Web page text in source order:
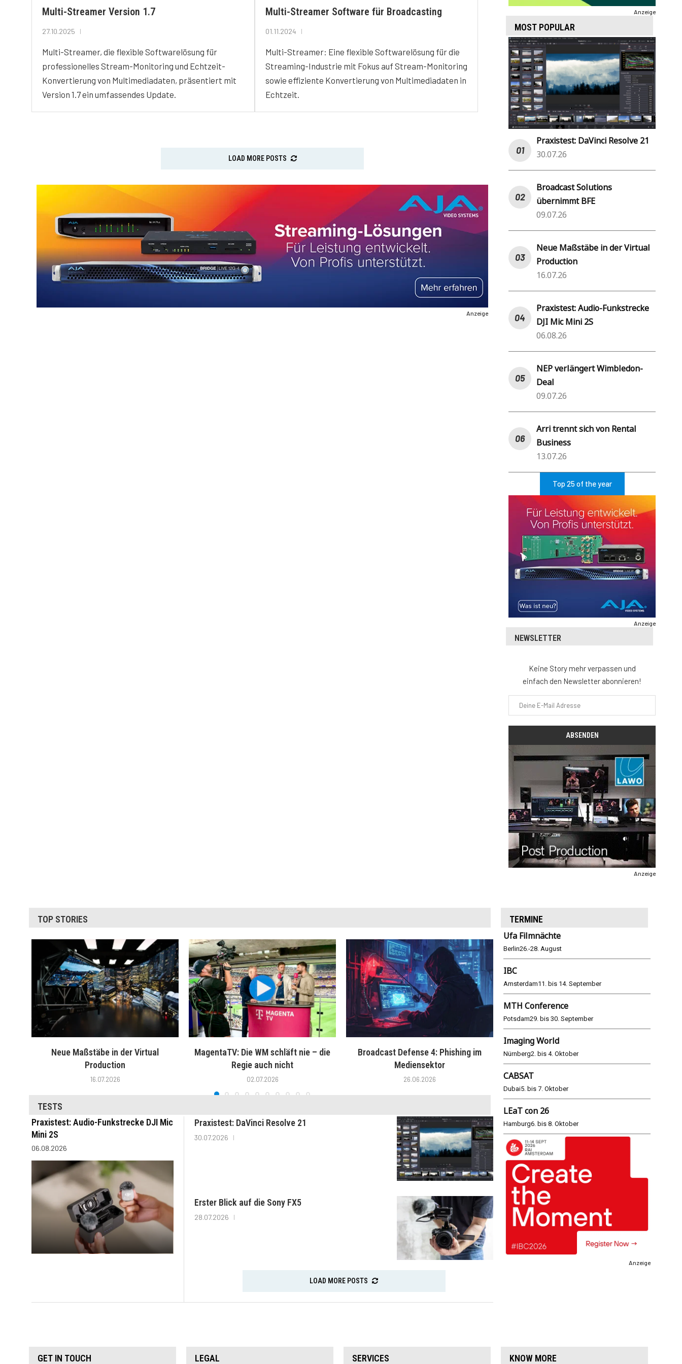
Multi-Streamer Version 1.7
27.10.2025
Multi-Streamer, die flexible Softwarelösung für
professionelles Stream-Monitoring und Echtzeit-
Konvertierung von Multimediadaten, präsentiert mit
Version 1.7 ein umfassendes Update.
Multi-Streamer Software für Broadcasting
01.11.2024
Multi-Streamer: Eine flexible Softwarelösung für die
Streaming-Industrie mit Fokus auf Stream-Monitoring
sowie effiziente Konvertierung von Multimediadaten in
Echtzeit.
LOAD MORE POSTS
Anzeige
Anzeige
MOST POPULAR
Praxistest: DaVinci Resolve 21
30.07.26
Broadcast Solutions
übernimmt BFE
09.07.26
Neue Maßstäbe in der Virtual
Production
16.07.26
Praxistest: Audio-Funkstrecke
DJI Mic Mini 2S
06.08.26
NEP verlängert Wimbledon-
Deal
09.07.26
Arri trennt sich von Rental
Business
13.07.26
Top 25 of the year
Anzeige
NEWSLETTER
Keine Story mehr verpassen und
einfach den Newsletter abonnieren!
Anzeige
TOP STORIES
Neue Maßstäbe in der Virtual
Production
16.07.2026
MagentaTV: Die WM schläft nie – die
Regie auch nicht
02.07.2026
Broadcast Defense 4: Phishing im
Mediensektor
26.06.2026
WM 2026: ARD und ZDF im Remote-
Modus
TESTS
Praxistest: Audio-Funkstrecke DJI Mic
Mini 2S
06.08.2026
Praxistest: DaVinci Resolve 21
30.07.2026
Erster Blick auf die Sony FX5
28.07.2026
LOAD MORE POSTS
TERMINE
Ufa Filmnächte
Berlin26.-28. August
IBC
Amsterdam11. bis 14. September
MTH Conference
Potsdam29. bis 30. September
Imaging World
Nürnberg2. bis 4. Oktober
CABSAT
Dubai5. bis 7. Oktober
LEaT con 26
Hamburg6. bis 8. Oktober
Anzeige
GET IN TOUCH LEGAL SERVICES KNOW MORE